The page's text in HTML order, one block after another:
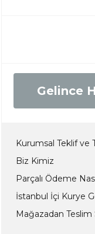
Gelince
Kurumsal Teklif ve
Biz Kimiz
Parçalı Ödeme
İstanbul İçi Kurye
Mağazadan